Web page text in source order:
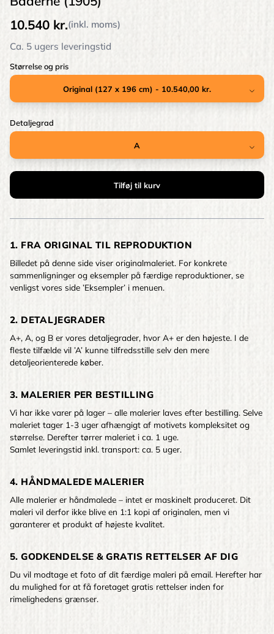
10.540 kr.(inkl. moms)
Ca. 5 ugers leveringstid
Størrelse og pris
Detaljegrad
1. FRA ORIGINAL TIL REPRODUKTION
Billedet på denne side viser originalmaleriet. For konkrete
sammenligninger og eksempler på færdige reproduktioner, se
venligst vores side ’Eksempler’ i menuen.
2. DETALJEGRADER
A+, A, og B er vores detaljegrader, hvor A+ er den højeste. I de
fleste tilfælde vil ’A’ kunne tilfredsstille selv den mere
detaljeorienterede køber.
3. MALERIER PER BESTILLING
Vi har ikke varer på lager – alle malerier laves efter bestilling. Selve
maleriet tager 1-3 uger afhængigt af motivets kompleksitet og
størrelse. Derefter tørrer maleriet i ca. 1 uge.
Samlet leveringstid inkl. transport: ca. 5 uger.
4. HÅNDMALEDE MALERIER
Alle malerier er håndmalede – intet er maskinelt produceret. Dit
maleri vil derfor ikke blive en 1:1 kopi af originalen, men vi
garanterer et produkt af højeste kvalitet.
5. GODKENDELSE & GRATIS RETTELSER AF DIG
Du vil modtage et foto af dit færdige maleri på email. Herefter har
du mulighed for at få foretaget gratis rettelser inden for
rimelighedens grænser.